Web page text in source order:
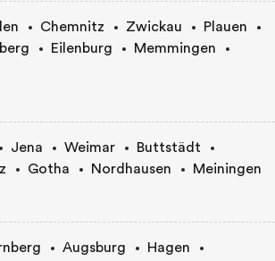
Chemnitz Zwickau
Plauen
Eilenburg
Memmingen
Jena Weimar
Buttstädt
Gotha Nordhausen Meiningen
Augsburg
Hagen